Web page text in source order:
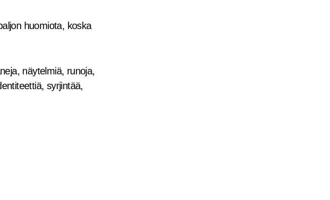
huomiota, koska
näytelmiä, runoja,
syrjintää,